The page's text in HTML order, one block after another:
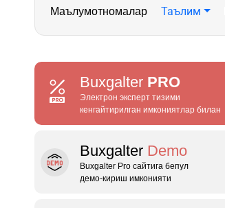
Маълумотномалар Таълим
Buxgalter PRO
Электрон эксперт тизими
кенгайтирилган имкониятлар билан
Buxgalter Demo
Buxgalter Pro сайтига бепул
демо‑кириш имконияти